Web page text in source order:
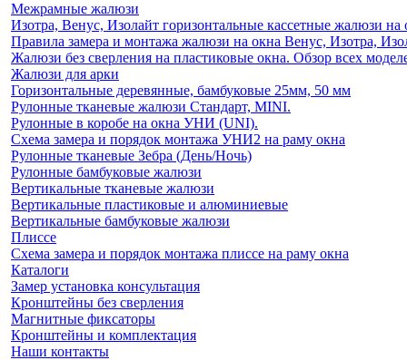
Межрамные жалюзи
Изотра, Венус, Изолайт горизонтальные кассетные жалюзи на
Правила замера и монтажа жалюзи на окна Венус, Изотра,
Жалюзи без сверления на пластиковые окна. Обзор всех
Жалюзи для арки
Горизонтальные деревянные, бамбуковые 25мм, 50 мм
Рулонные тканевые жалюзи Стандарт, MINI.
Рулонные в коробе на окна УНИ (UNI).
Схема замера и порядок монтажа УНИ2 на раму окна
Рулонные тканевые Зебра (День/Ночь)
Рулонные бамбуковые жалюзи
Вертикальные тканевые жалюзи
Вертикальные пластиковые и алюминиевые
Вертикальные бамбуковые жалюзи
Плиссе
Схема замера и порядок монтажа плиссе на раму окна
Каталоги
Замер установка консультация
Кронштейны без сверления
Магнитные фиксаторы
Кронштейны и комплектация
Наши контакты